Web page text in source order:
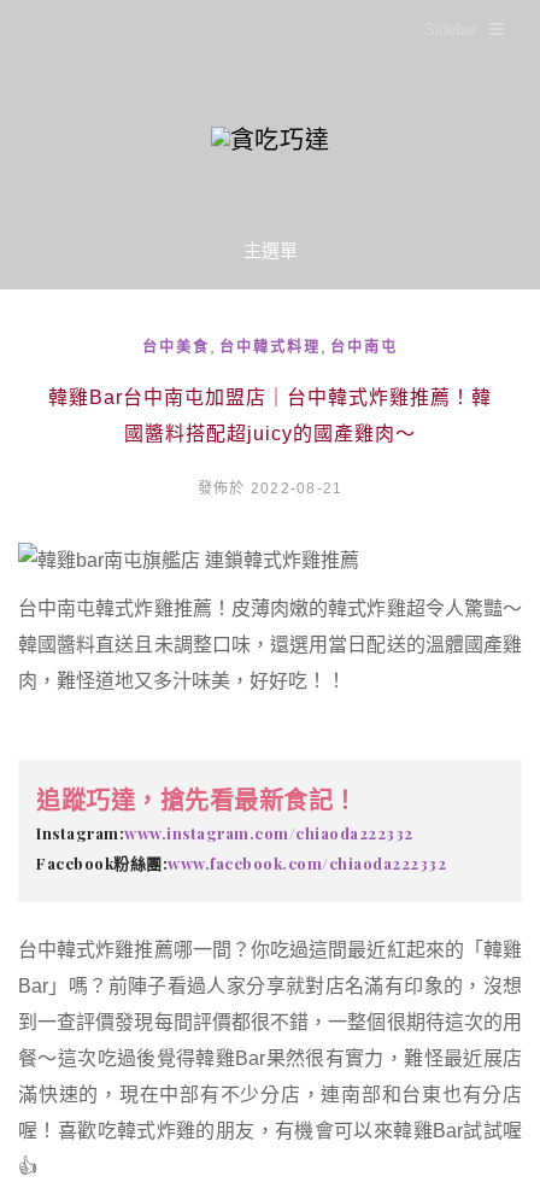
主選單
台中美食 台中韓式料理 台中南屯
韓雞Bar台中南屯加盟店｜台中韓式炸雞推薦！韓
國醬料搭配超juicy的國產雞肉～
發佈於 2022-08-21
台中南屯韓式炸雞推薦！皮薄肉嫩的韓式炸雞超令人驚豔～
韓國醬料直送且未調整口味，還選用當日配送的溫體國產雞
肉，難怪道地又多汁味美，好好吃！！
追蹤巧達，搶先看最新食記！
Instagram:www.instagram.com/chiaoda222332
Facebook粉絲團:www.facebook.com/chiaoda222332
台中韓式炸雞推薦哪一間？你吃過這間最近紅起來的「韓雞
Bar」嗎？前陣子看過人家分享就對店名滿有印象的，沒想
到一查評價發現每間評價都很不錯，一整個很期待這次的用
餐～這次吃過後覺得韓雞Bar果然很有實力，難怪最近展店
滿快速的，現在中部有不少分店，連南部和台東也有分店
喔！喜歡吃韓式炸雞的朋友，有機會可以來韓雞Bar試試喔
👍